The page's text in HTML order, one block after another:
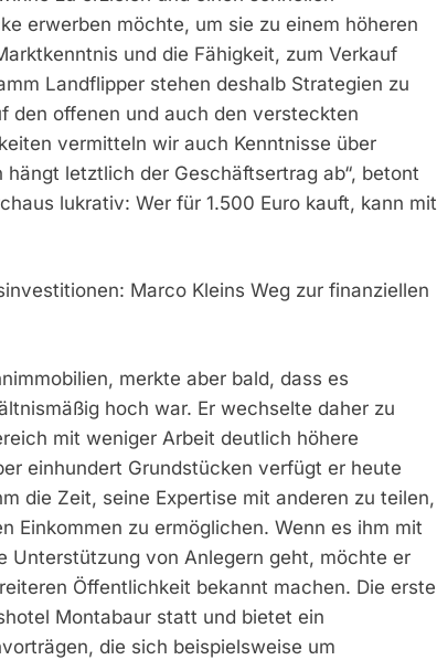
erwerben möchte, um sie zu einem höheren
und die Fähigkeit, zum Verkauf
Landflipper stehen deshalb Strategien zu
den offenen und auch den versteckten
vermitteln wir auch Kenntnisse über
letztlich der Geschäftsertrag ab“, betont
lukrativ: Wer für 1.500 Euro kauft, kann mit
Marco Kleins Weg zur finanziellen
merkte aber bald, dass es
hoch war. Er wechselte daher zu
mit weniger Arbeit deutlich höhere
einhundert Grundstücken verfügt er heute
die Zeit, seine Expertise mit anderen zu teilen,
Einkommen zu ermöglichen. Wenn es ihm mit
Unterstützung von Anlegern geht, möchte er
Öffentlichkeit bekannt machen. Die erste
Montabaur statt und bietet ein
die sich beispielsweise um